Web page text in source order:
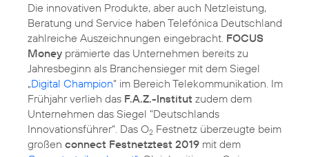
Die innovativen Produkte, aber auch Netzleistung,
Beratung und Service haben Telefónica Deutschland
zahlreiche Auszeichnungen eingebracht. FOCUS
Money prämierte das Unternehmen bereits zu
Jahresbeginn als Branchensieger mit dem Siegel
„Digital Champion“ im Bereich Telekommunikation. Im
Frühjahr verlieh das F.A.Z.-Institut zudem dem
Unternehmen das Siegel "Deutschlands
Innovationsführer“. Das O2 Festnetz überzeugte beim
großen connect Festnetztest 2019 mit dem